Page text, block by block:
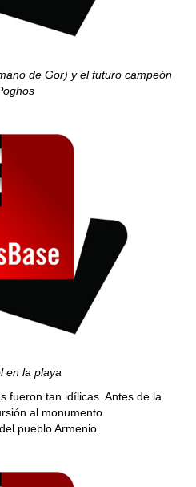
de Gor) y el futuro campeón
en la playa
fueron tan idílicas. Antes de la
al monumento
pueblo Armenio.